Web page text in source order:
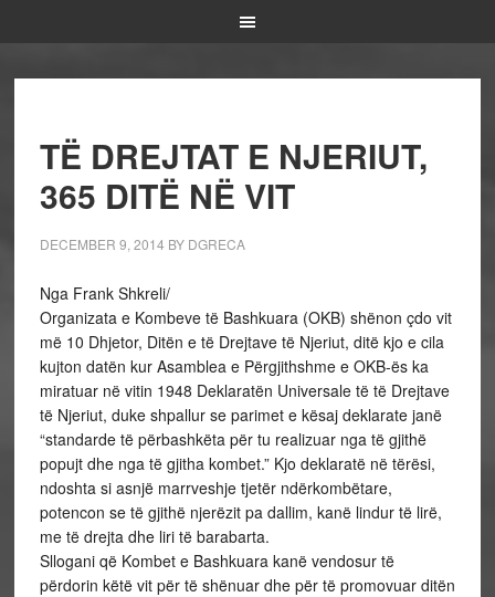
TË DREJTAT E NJERIUT,
365 DITË NË VIT
DECEMBER 9, 2014 BY DGRECA
Nga Frank Shkreli/
Organizata e Kombeve të Bashkuara (OKB) shënon çdo vit
më 10 Dhjetor, Ditën e të Drejtave të Njeriut, ditë kjo e cila
kujton datën kur Asamblea e Përgjithshme e OKB-ës ka
miratuar në vitin 1948 Deklaratën Universale të të Drejtave
të Njeriut, duke shpallur se parimet e kësaj deklarate janë
“standarde të përbashkëta për tu realizuar nga të gjithë
popujt dhe nga të gjitha kombet.” Kjo deklaratë në tërësi,
ndoshta si asnjë marrveshje tjetër ndërkombëtare,
potencon se të gjithë njerëzit pa dallim, kanë lindur të lirë,
me të drejta dhe liri të barabarta.
Sllogani që Kombet e Bashkuara kanë vendosur të
përdorin këtë vit për të shënuar dhe për të promovuar ditën